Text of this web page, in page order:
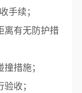
手续；
离有无防护措
措施；
收；